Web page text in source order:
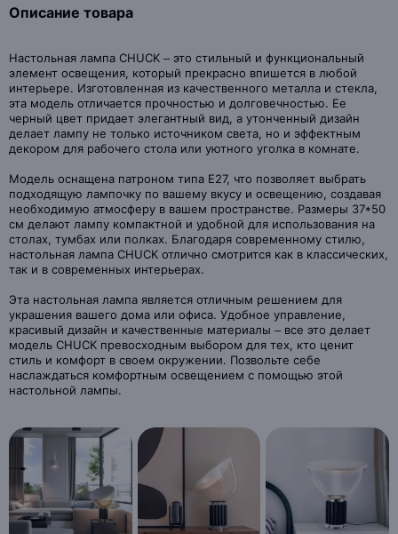
Описание товара
Настольная лампа CHUCK – это стильный и функциональный
элемент освещения, который прекрасно впишется в любой
интерьере. Изготовленная из качественного металла и стекла,
эта модель отличается прочностью и долговечностью. Ее
черный цвет придает элегантный вид, а утонченный дизайн
делает лампу не только источником света, но и эффектным
декором для рабочего стола или уютного уголка в комнате.
Модель оснащена патроном типа Е27, что позволяет выбрать
подходящую лампочку по вашему вкусу и освещению, создавая
необходимую атмосферу в вашем пространстве. Размеры 37*50
см делают лампу компактной и удобной для использования на
столах, тумбах или полках. Благодаря современному стилю,
настольная лампа CHUCK отлично смотрится как в классических,
так и в современных интерьерах.
Эта настольная лампа является отличным решением для
украшения вашего дома или офиса. Удобное управление,
красивый дизайн и качественные материалы – все это делает
модель CHUCK превосходным выбором для тех, кто ценит
стиль и комфорт в своем окружении. Позвольте себе
наслаждаться комфортным освещением с помощью этой
настольной лампы.